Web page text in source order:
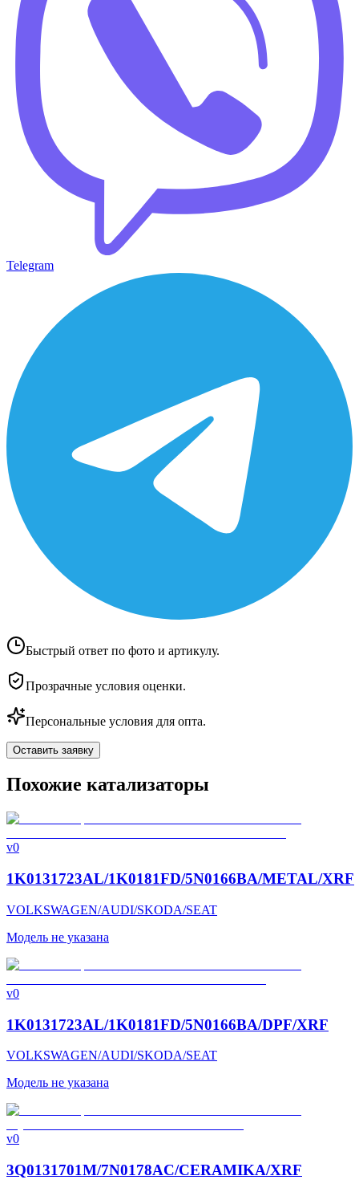
Telegram
Быстрый ответ по фото и артикулу.
Прозрачные условия оценки.
Персональные условия для опта.
Оставить заявку
Похожие катализаторы
v0
1K0131723AL/1K0181FD/5N0166BA/METAL/XRF
VOLKSWAGEN/AUDI/SKODA/SEAT
Модель не указана
v0
1K0131723AL/1K0181FD/5N0166BA/DPF/XRF
VOLKSWAGEN/AUDI/SKODA/SEAT
Модель не указана
v0
3Q0131701M/7N0178AC/CERAMIKA/XRF